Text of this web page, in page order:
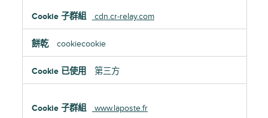
cdn.cr-relay.com
cookiecookie
第三方
www.laposte.fr